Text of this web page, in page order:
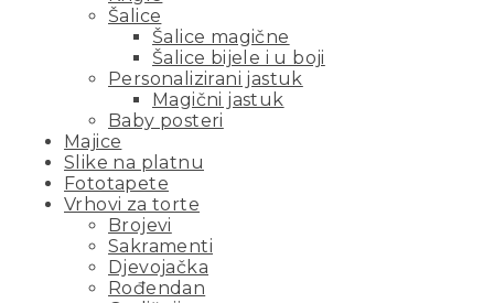
Šalice
Šalice magične
Šalice bijele i u boji
Personalizirani jastuk
Magični jastuk
Baby posteri
Majice
Slike na platnu
Fototapete
Vrhovi za torte
Brojevi
Sakramenti
Djevojačka
Rođendan